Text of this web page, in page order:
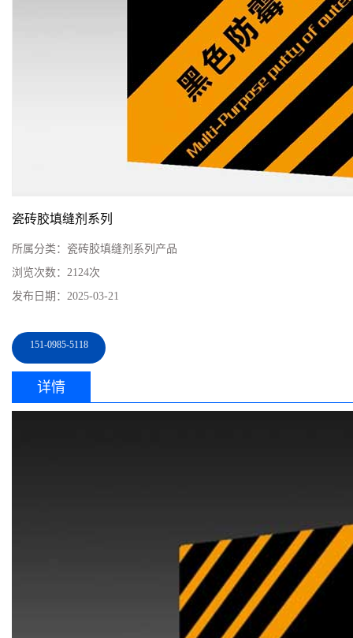
瓷砖胶填缝剂系列
所属分类： 瓷砖胶填缝剂系列产品
浏览次数： 2124次
发布日期： 2025-03-21
151-0985-5118
详情